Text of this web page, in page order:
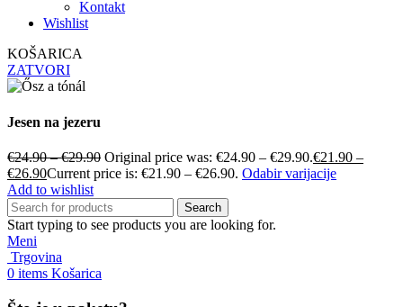
Kontakt
Wishlist
KOŠARICA
ZATVORI
Jesen na jezeru
€24.90–€29.90 Original price was: €24.90 – €29.90.€21.90 –
€26.90Current price is: €21.90 – €26.90. Odabir varijacije
Add to wishlist
Search
Start typing to see products you are looking for.
Meni
Trgovina
0 items Košarica